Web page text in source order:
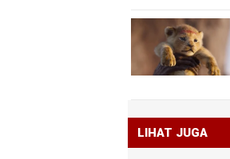
LIHAT JUGA